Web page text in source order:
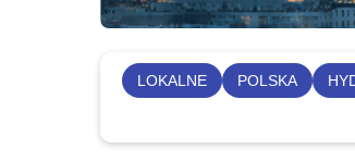
LOKALNE POLSKA